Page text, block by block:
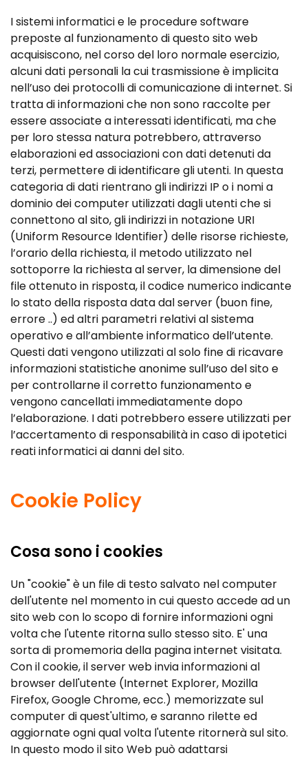
I sistemi informatici e le procedure software
preposte al funzionamento di questo sito web
acquisiscono, nel corso del loro normale esercizio,
alcuni dati personali la cui trasmissione è implicita
nell’uso dei protocolli di comunicazione di internet. Si
tratta di informazioni che non sono raccolte per
essere associate a interessati identificati, ma che
per loro stessa natura potrebbero, attraverso
elaborazioni ed associazioni con dati detenuti da
terzi, permettere di identificare gli utenti. In questa
categoria di dati rientrano gli indirizzi IP o i nomi a
dominio dei computer utilizzati dagli utenti che si
connettono al sito, gli indirizzi in notazione URI
(Uniform Resource Identifier) delle risorse richieste,
l’orario della richiesta, il metodo utilizzato nel
sottoporre la richiesta al server, la dimensione del
file ottenuto in risposta, il codice numerico indicante
lo stato della risposta data dal server (buon fine,
errore ..) ed altri parametri relativi al sistema
operativo e all’ambiente informatico dell’utente.
Questi dati vengono utilizzati al solo fine di ricavare
informazioni statistiche anonime sull’uso del sito e
per controllarne il corretto funzionamento e
vengono cancellati immediatamente dopo
l’elaborazione. I dati potrebbero essere utilizzati per
l’accertamento di responsabilità in caso di ipotetici
reati informatici ai danni del sito.
Cookie Policy
Cosa sono i cookies
Un "cookie" è un file di testo salvato nel computer
dell'utente nel momento in cui questo accede ad un
sito web con lo scopo di fornire informazioni ogni
volta che l'utente ritorna sullo stesso sito. E' una
sorta di promemoria della pagina internet visitata.
Con il cookie, il server web invia informazioni al
browser dell'utente (Internet Explorer, Mozilla
Firefox, Google Chrome, ecc.) memorizzate sul
computer di quest'ultimo, e saranno rilette ed
aggiornate ogni qual volta l'utente ritornerà sul sito.
In questo modo il sito Web può adattarsi